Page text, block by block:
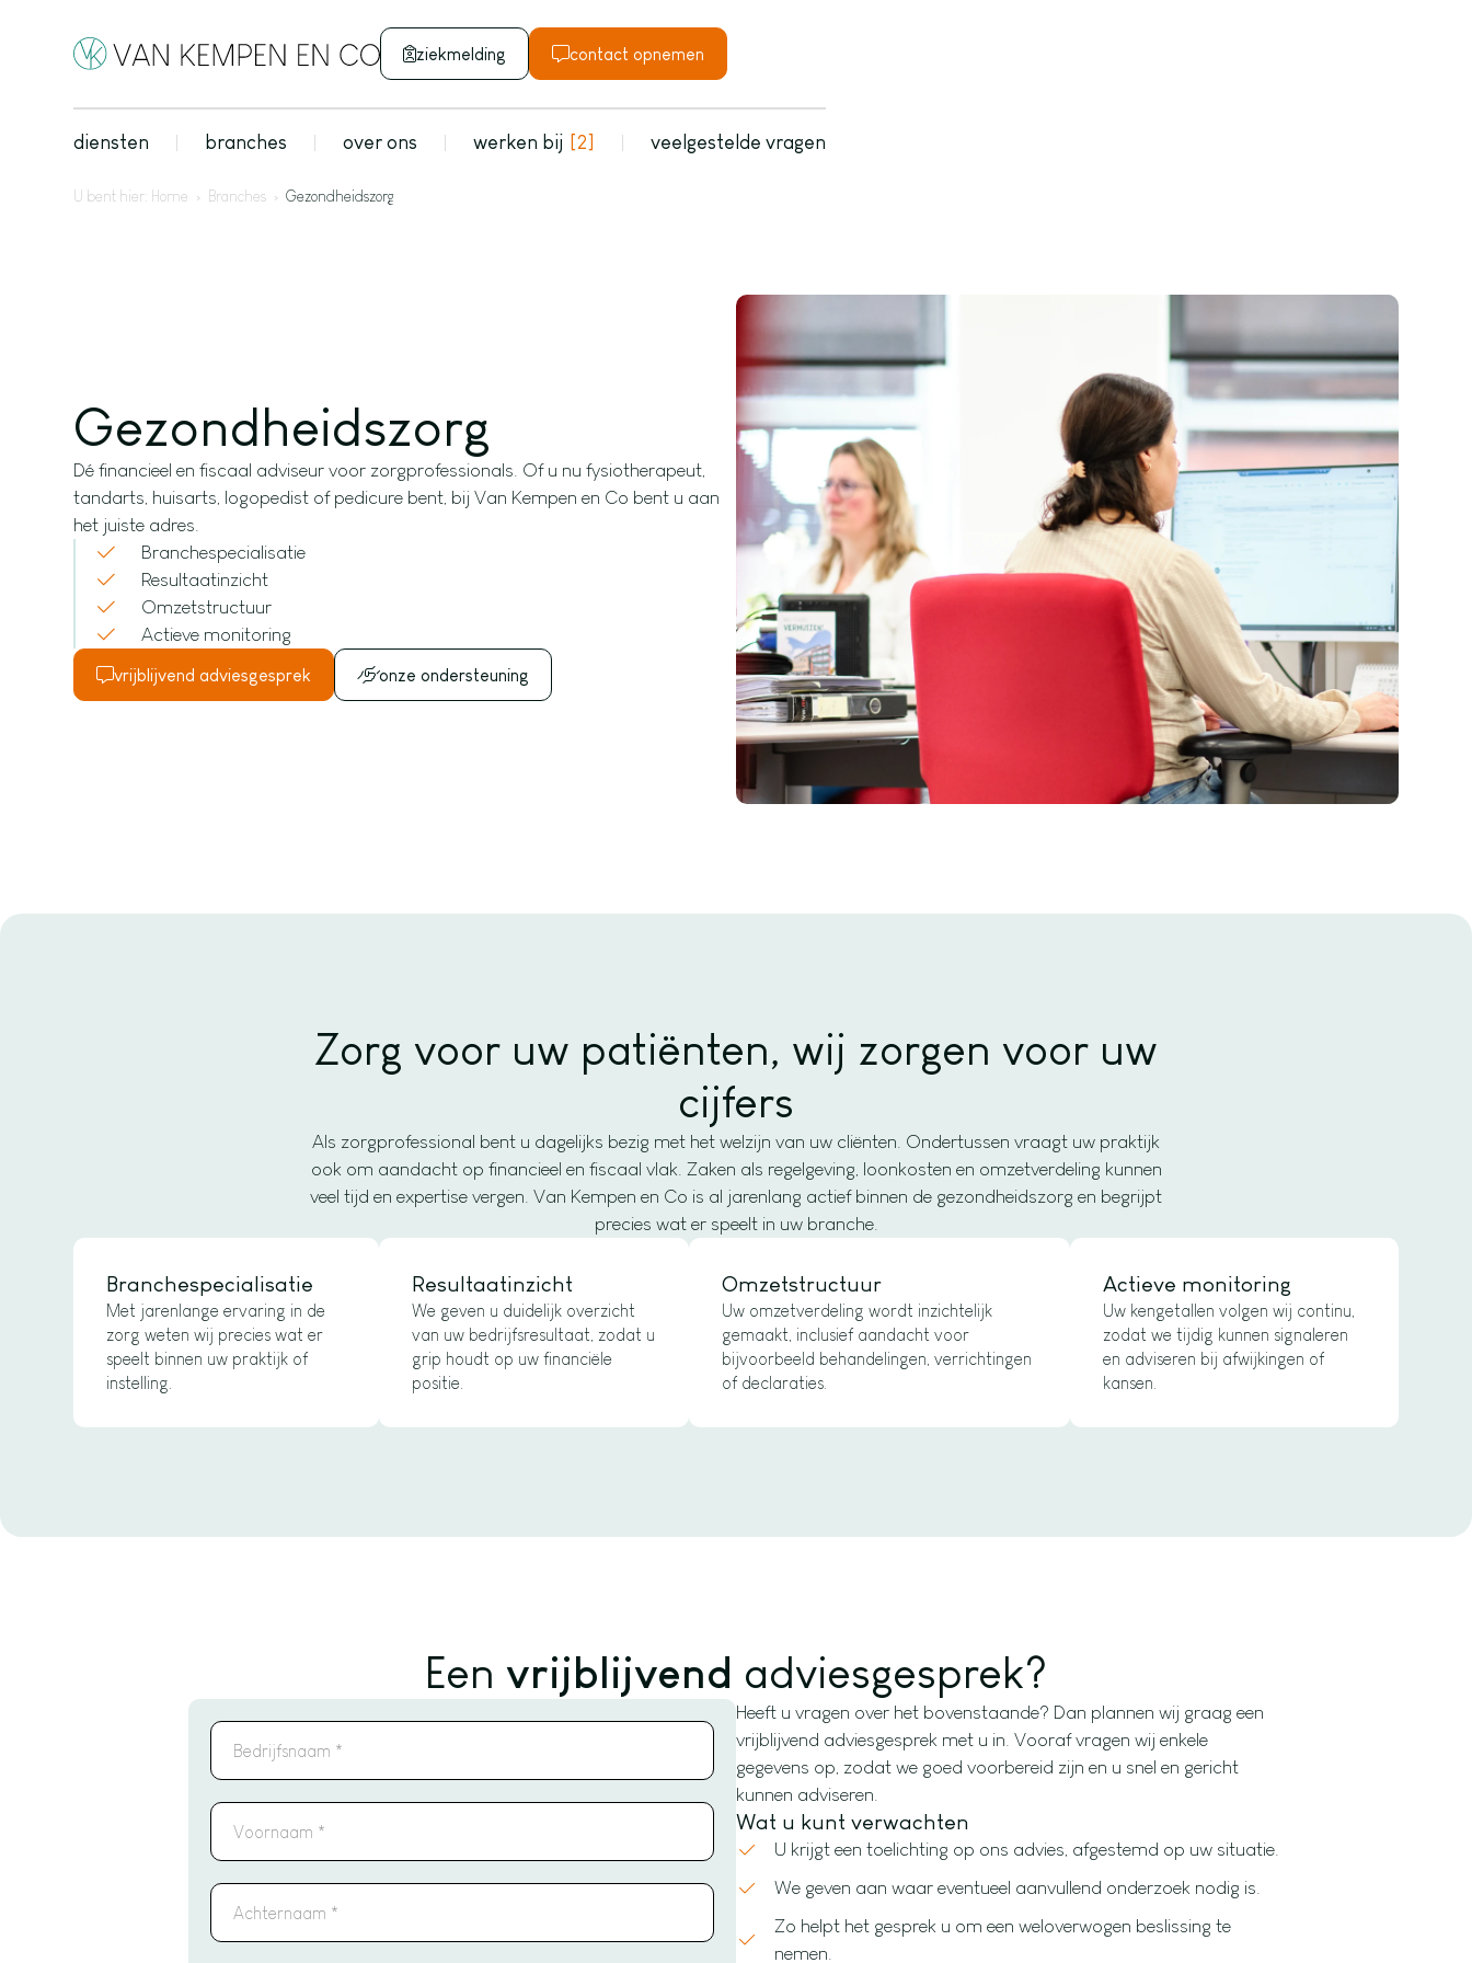
ziekmelding contact opnemen
diensten branches over ons werken bij 2 veelgestelde vragen
U bent hier: Home › Branches › Gezondheidszorg
Gezondheidszorg
Dé financieel en fiscaal adviseur voor zorgprofessionals. Of u nu fysiotherapeut,
tandarts, huisarts, logopedist of pedicure bent, bij Van Kempen en Co bent u aan
het juiste adres.
Branchespecialisatie
Resultaatinzicht
Omzetstructuur
Actieve monitoring
vrijblijvend adviesgesprek onze ondersteuning
Zorg voor uw patiënten, wij zorgen voor uw
cijfers
Als zorgprofessional bent u dagelijks bezig met het welzijn van uw cliënten. Ondertussen vraagt uw praktijk
ook om aandacht op financieel en fiscaal vlak. Zaken als regelgeving, loonkosten en omzetverdeling kunnen
veel tijd en expertise vergen. Van Kempen en Co is al jarenlang actief binnen de gezondheidszorg en begrijpt
precies wat er speelt in uw branche.
Branchespecialisatie
Met jarenlange ervaring in de
zorg weten wij precies wat er
speelt binnen uw praktijk of
instelling.
Resultaatinzicht
We geven u duidelijk overzicht
van uw bedrijfsresultaat, zodat u
grip houdt op uw financiële
positie.
Omzetstructuur
Uw omzetverdeling wordt inzichtelijk
gemaakt, inclusief aandacht voor
bijvoorbeeld behandelingen, verrichtingen
of declaraties.
Actieve monitoring
Uw kengetallen volgen wij continu,
zodat we tijdig kunnen signaleren
en adviseren bij afwijkingen of
kansen.
Een vrijblijvend adviesgesprek?
Bedrijfsnaam
Voornaam
Achternaam
Heeft u vragen over het bovenstaande? Dan plannen wij graag een
vrijblijvend adviesgesprek met u in. Vooraf vragen wij enkele
gegevens op, zodat we goed voorbereid zijn en u snel en gericht
kunnen adviseren.
Wat u kunt verwachten
U krijgt een toelichting op ons advies, afgestemd op uw situatie.
We geven aan waar eventueel aanvullend onderzoek nodig is.
Zo helpt het gesprek u om een weloverwogen beslissing te
nemen.